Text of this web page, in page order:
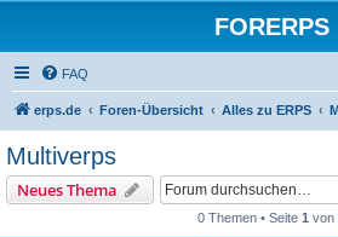
FORERPS
FAQ
erps.de Foren-Übersicht Alles zu ERPS
Multiverps
Neues Thema
0 Themen • Seite 1 von